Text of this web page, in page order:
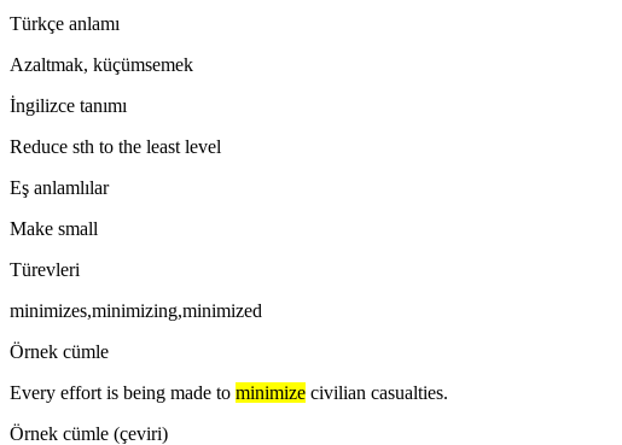
Türkçe anlamı
Azaltmak, küçümsemek
İngilizce tanımı
Reduce sth to the least level
Eş anlamlılar
Make small
Türevleri
minimizes,minimizing,minimized
Örnek cümle
Every effort is being made to minimize civilian casualties.
Örnek cümle (çeviri)